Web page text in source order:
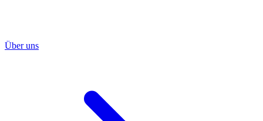
Über uns